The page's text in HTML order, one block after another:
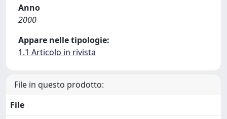
Anno
2000
Appare nelle tipologie:
1.1 Articolo in rivista
File in questo prodotto:
File